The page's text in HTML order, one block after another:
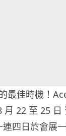
最佳時機！
22 至 25 日
四日於會展